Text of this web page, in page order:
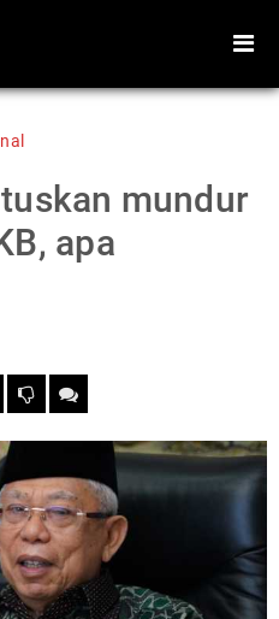
Peristiwa
Teknologi
Video
Foto
mundur
apa